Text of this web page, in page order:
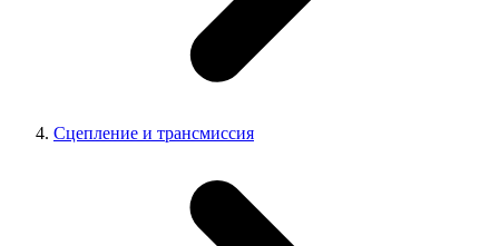
Сцепление и трансмиссия